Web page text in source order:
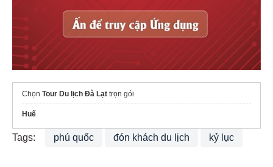
Chọn Tour Du lịch Đà Lạt trọn gói
Huế
Tags: phú quốc đón khách du lịch kỷ lục